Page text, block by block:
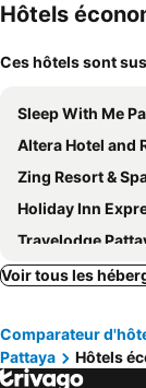
Hôtels
Ces hôtels sont
Sleep With Me
Altera Hotel and
Zing Resort &
Holiday Inn Express
Travelodge
Centara Pattaya
Vogue Pattaya
Mera Mare
Voir tous les
Comparateur
Pattaya
Hôtels